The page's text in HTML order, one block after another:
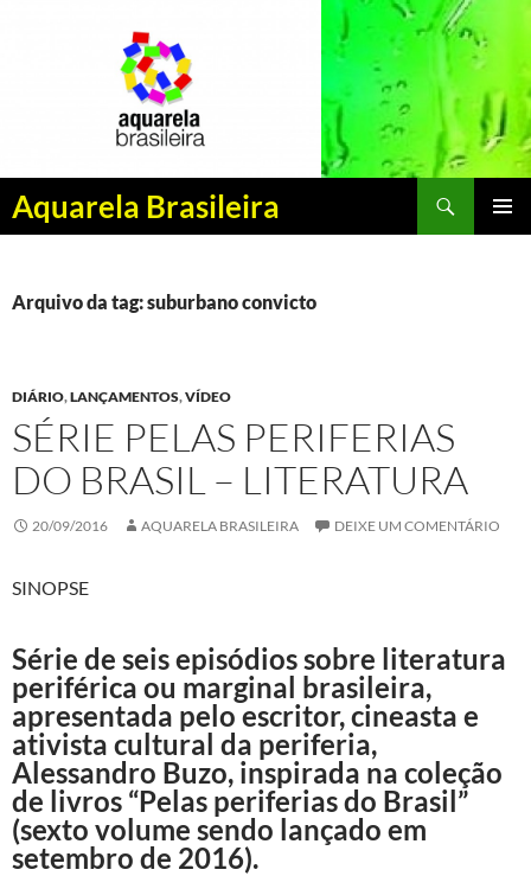
Aquarela Brasileira
Pesquisar
PULAR
CONTEÚDO
Arquivo da tag: suburbano convicto
DIÁRIO,LANÇAMENTOS,VÍDEO
SÉRIE PELAS PERIFERIAS
DO BRASIL – LITERATURA
20/09/2016 AQUARELA BRASILEIRA DEIXE UM COMENTÁRIO
SINOPSE
Série de seis episódios sobre literatura
periférica ou marginal brasileira,
apresentada pelo escritor, cineasta e
ativista cultural da periferia,
Alessandro Buzo, inspirada na coleção
de livros “Pelas periferias do Brasil”
(sexto volume sendo lançado em
setembro de 2016).